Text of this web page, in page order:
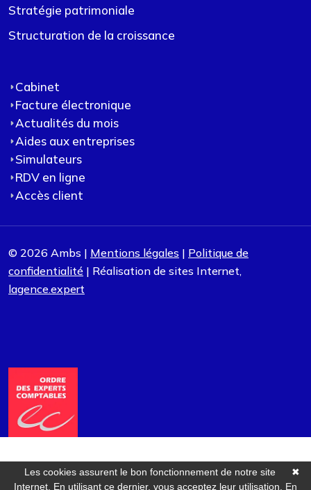
Stratégie patrimoniale
Structuration de la croissance
Cabinet
Facture électronique
Actualités du mois
Aides aux entreprises
Simulateurs
RDV en ligne
Accès client
© 2026 Ambs | Mentions légales | Politique de
confidentialité | Réalisation de sites Internet,
lagence.expert
✖
Les cookies assurent le bon fonctionnement de notre site
Internet. En utilisant ce dernier, vous acceptez leur utilisation. En